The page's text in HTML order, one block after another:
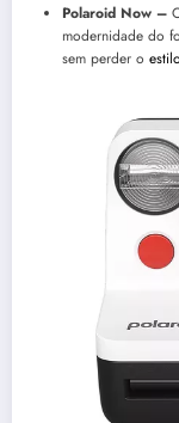
Polaroid Now –
modernidade do
sem perder o